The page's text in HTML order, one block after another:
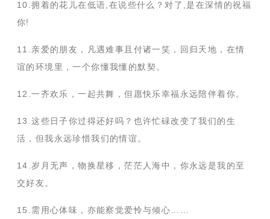
10.拥着的花儿在低语,在说些什么？对了,是在深情的祝福
你!
11.亲爱的朋友，凡遇难事且付诸一笑，回归天地，在情
谊的环境里，一个你懂我懂的默契。
12.一齐欢乐，一起共舞，但愿快乐幸福永远陪伴着你。
13.这些日子你过得还好吗？也许忙碌改变了我们的生
活，但我永远珍惜我们的情谊。
14.岁月无声，物换星移，茫茫人海中，你永远是我的至
交好友。
15.需用心体味，亦能察觉爱怜与倾心……